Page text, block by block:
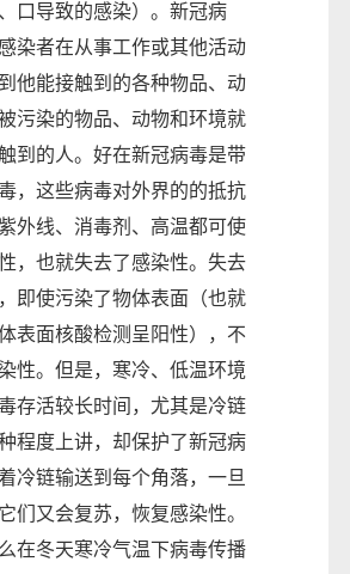
口导致的感染）。新冠病
染者在从事工作或其他活动
他能接触到的各种物品、动
污染的物品、动物和环境就
到的人。好在新冠病毒是带
，这些病毒对外界的的抵抗
外线、消毒剂、高温都可使
，也就失去了感染性。失去
即使污染了物体表面（也就
表面核酸检测呈阳性），不
性。但是，寒冷、低温环境
存活较长时间，尤其是冷链
程度上讲，却保护了新冠病
冷链输送到每个角落，一旦
们又会复苏，恢复感染性。
在冬天寒冷气温下病毒传播